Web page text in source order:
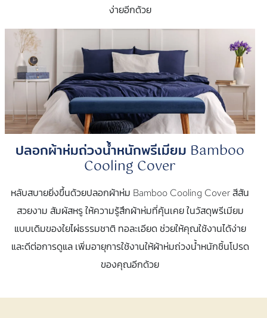
ง่ายอีกด้วย
ปลอกผ้าห่มถ่วงน้ำหนักพรีเมียม Bamboo
Cooling Cover
หลับสบายยิ่งขึ้นด้วยปลอกผ้าห่ม Bamboo Cooling Cover สีสัน
สวยงาม สัมผัสหรู ให้ความรู้สึกผ้าห่มที่คุ้นเคย ในวัสดุพรีเมียม
แบบเดิมของใยไผ่ธรรมชาติ ทอละเอียด ช่วยให้คุณใช้งานได้ง่าย
และดีต่อการดูแล เพิ่มอายุการใช้งานให้ผ้าห่มถ่วงน้ำหนักชิ้นโปรด
ของคุณอีกด้วย